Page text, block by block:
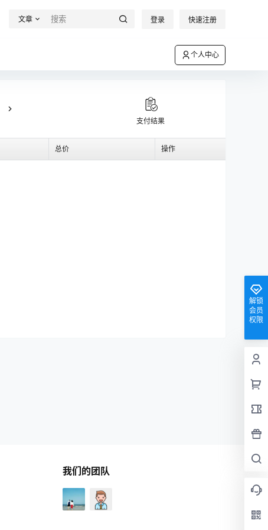
文章 登录 快速注册
个人中心
支付结果
总价 操作
解锁
会员
权限
我们的团队